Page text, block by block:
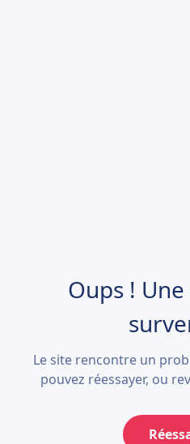
Oups !
Le site rencontre un
pouvez réessayer, ou